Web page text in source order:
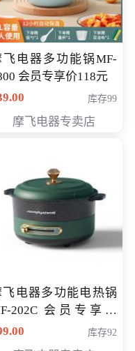
飞电器多功能锅MF-
8800 会员专享价118元
库存99
摩飞电器专卖店
飞电器多功能电热锅
会员专享价
元
库存92